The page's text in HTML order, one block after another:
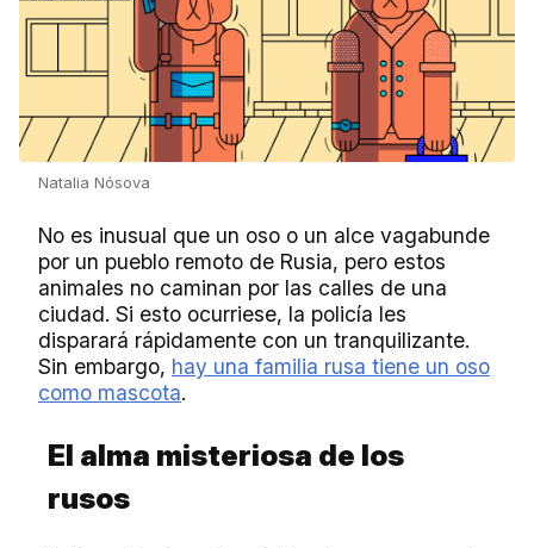
Natalia Nósova
No es inusual que un oso o un alce vagabunde
por un pueblo remoto de Rusia, pero estos
animales no caminan por las calles de una
ciudad. Si esto ocurriese, la policía les
disparará rápidamente con un tranquilizante.
Sin embargo, hay una familia rusa tiene un oso
como mascota.
El alma misteriosa de los
rusos